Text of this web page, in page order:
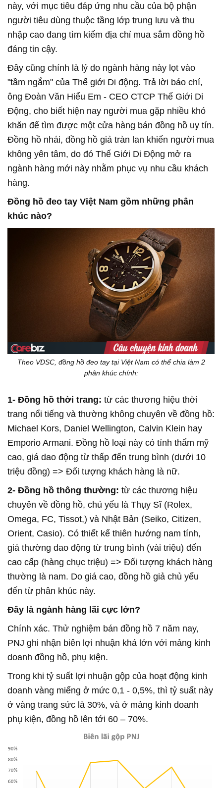
này, với mục tiêu đáp ứng nhu cầu của bộ phận
người tiêu dùng thuộc tầng lớp trung lưu và thu
nhập cao đang tìm kiếm địa chỉ mua sắm đồng hồ
đáng tin cậy.
Đây cũng chính là lý do ngành hàng này lọt vào
"tầm ngắm" của Thế giới Di động. Trả lời báo chí,
ông Đoàn Văn Hiểu Em - CEO CTCP Thế Giới Di
Động, cho biết hiện nay người mua gặp nhiều khó
khăn để tìm được một cửa hàng bán đồng hồ uy tín.
Đồng hồ nhái, đồng hồ giả tràn lan khiến người mua
không yên tâm, do đó Thế Giới Di Động mở ra
ngành hàng mới này nhằm phục vụ nhu cầu khách
hàng.
Đồng hồ đeo tay Việt Nam gồm những phân
khúc nào?
Theo VDSC, đồng hồ đeo tay tại Việt Nam có thể chia làm 2
phân khúc chính:
1- Đồng hồ thời trang: từ các thương hiệu thời
trang nổi tiếng và thường không chuyên về đồng hồ:
Michael Kors, Daniel Wellington, Calvin Klein hay
Emporio Armani. Đồng hồ loại này có tính thẩm mỹ
cao, giá dao động từ thấp đến trung bình (dưới 10
triệu đồng) => Đối tượng khách hàng là nữ.
2- Đồng hồ thông thường: từ các thương hiệu
chuyên về đồng hồ, chủ yếu là Thụy Sĩ (Rolex,
Omega, FC, Tissot,) và Nhật Bản (Seiko, Citizen,
Orient, Casio). Có thiết kế thiên hướng nam tính,
giá thường dao động từ trung bình (vài triệu) đến
cao cấp (hàng chục triệu) => Đối tượng khách hàng
thường là nam. Do giá cao, đồng hồ giả chủ yếu
đến từ phân khúc này.
Đây là ngành hàng lãi cực lớn?
Chính xác. Thử nghiệm bán đồng hồ 7 năm nay,
PNJ ghi nhận biên lợi nhuận khá lớn với mảng kinh
doanh đồng hồ, phụ kiện.
Trong khi tỷ suất lợi nhuận gộp của hoạt động kinh
doanh vàng miếng ở mức 0,1 - 0,5%, thì tỷ suất này
ở vàng trang sức là 30%, và ở mảng kinh doanh
phụ kiện, đồng hồ lên tới 60 – 70%.